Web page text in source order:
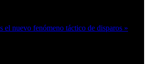
nuevo fenómeno táctico de disparos »